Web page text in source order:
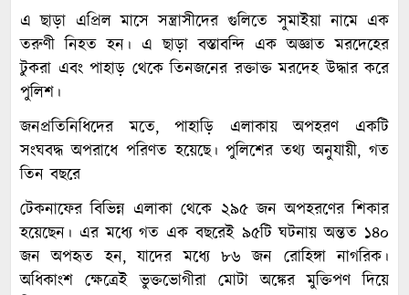
এ ছাড়া এপ্রিল মাসে সন্ত্রাসীদের গুলিতে সুমাইয়া নামে এক
তরুণী নিহত হন। এ ছাড়া বস্তাবন্দি এক অজ্ঞাত মরদেহের
টুকরা এবং পাহাড় থেকে তিনজনের রক্তাক্ত মরদেহ উদ্ধার করে
পুলিশ।
জনপ্রতিনিধিদের মতে, পাহাড়ি এলাকায় অপহরণ একটি
সংঘবদ্ধ অপরাধে পরিণত হয়েছে। পুলিশের তথ্য অনুযায়ী, গত
তিন বছরে
টেকনাফের বিভিন্ন এলাকা থেকে ২৯৫ জন অপহরণের শিকার
হয়েছেন। এর মধ্যে গত এক বছরেই ৯৫টি ঘটনায় অন্তত ১৪০
জন অপহৃত হন, যাদের মধ্যে ৮৬ জন রোহিঙ্গা নাগরিক।
অধিকাংশ ক্ষেত্রেই ভুক্তভোগীরা মোটা অঙ্কের মুক্তিপণ দিয়ে